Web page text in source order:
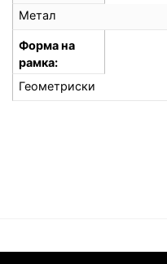
Метал
Форма на
рамка
Геометриски